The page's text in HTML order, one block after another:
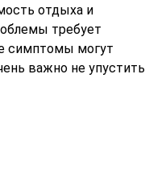
отдыха и
требует
симптомы могут
важно не упустить